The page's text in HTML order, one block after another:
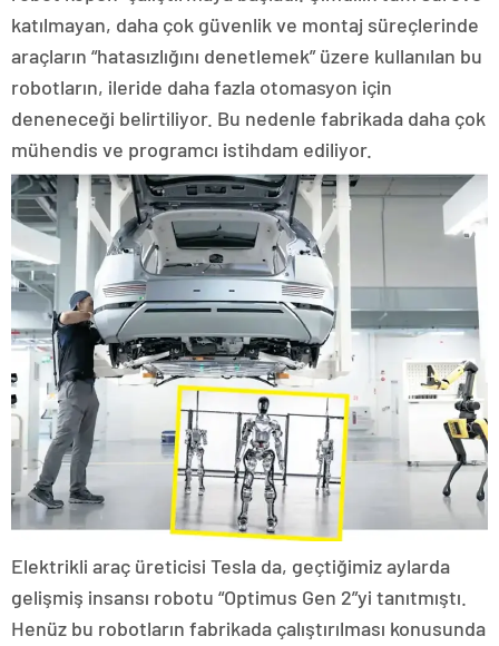
katılmayan, daha çok güvenlik ve montaj süreçlerinde
araçların “hatasızlığını denetlemek” üzere kullanılan bu
robotların, ileride daha fazla otomasyon için
deneneceği belirtiliyor. Bu nedenle fabrikada daha çok
mühendis ve programcı istihdam ediliyor.
Elektrikli araç üreticisi Tesla da, geçtiğimiz aylarda
gelişmiş insansı robotu “Optimus Gen 2”yi tanıtmıştı.
Henüz bu robotların fabrikada çalıştırılması konusunda